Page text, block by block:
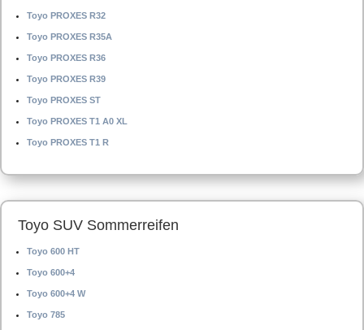
Toyo PROXES R32
Toyo PROXES R35A
Toyo PROXES R36
Toyo PROXES R39
Toyo PROXES ST
Toyo PROXES T1 A0 XL
Toyo PROXES T1 R
Toyo SUV Sommerreifen
Toyo 600 HT
Toyo 600+4
Toyo 600+4 W
Toyo 785